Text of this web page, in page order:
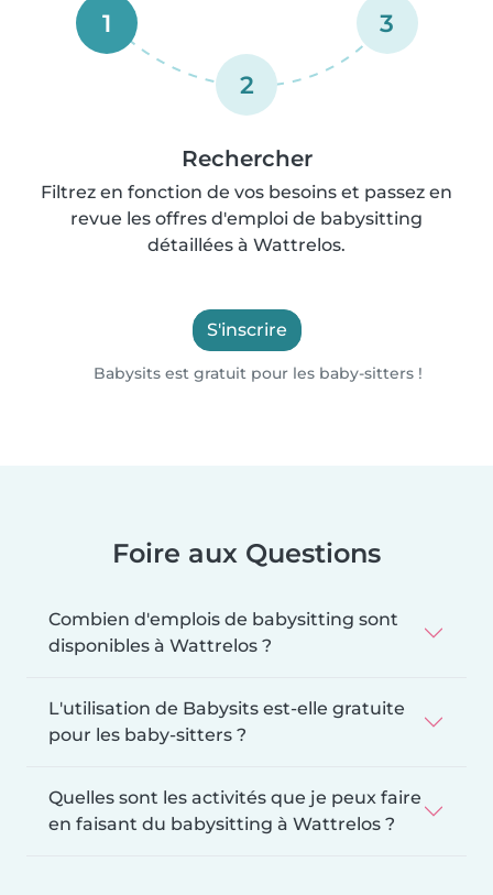
1
2
3
Rechercher
Filtrez en fonction de vos besoins et passez en
revue les offres d'emploi de babysitting
détaillées à Wattrelos.
S'inscrire
Babysits est gratuit pour les baby-sitters !
Foire aux Questions
Combien d'emplois de babysitting sont
disponibles à Wattrelos ?
L'utilisation de Babysits est-elle gratuite
pour les baby-sitters ?
Quelles sont les activités que je peux faire
en faisant du babysitting à Wattrelos ?